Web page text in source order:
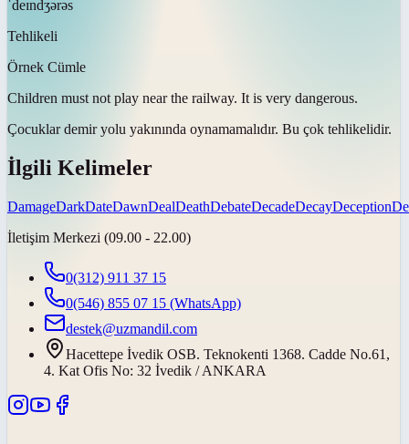
ˈdeɪndʒərəs
Tehlikeli
Örnek Cümle
Children must not play near the railway. It is very dangerous.
Çocuklar demir yolu yakınında oynamamalıdır. Bu çok tehlikelidir.
İlgili Kelimeler
DamageDarkDateDawnDealDeathDebateDecadeDecayDeception
İletişim Merkezi (09.00 - 22.00)
0(312) 911 37 15
0(546) 855 07 15 (WhatsApp)
destek@uzmandil.com
Hacettepe İvedik OSB. Teknokenti 1368. Cadde No.61,
4. Kat Ofis No: 32 İvedik / ANKARA